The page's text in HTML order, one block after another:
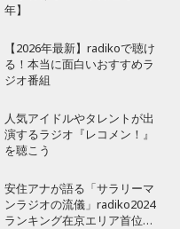
年】
【2026年最新】radikoで聴け
る！本当に面白いおすすめラ
ジオ番組
人気アイドルやタレントが出
演するラジオ『レコメン！』
を聴こう
安住アナが語る「サラリーマ
ンラジオの流儀」radiko2024
ランキング在京エリア首位